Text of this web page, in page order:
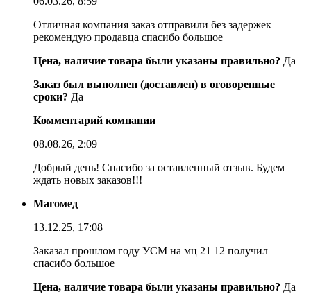
Отличная компания заказ отправили без задержек
рекомендую продавца спасибо большое
Цена, наличие товара были указаны правильно? Да
Заказ был выполнен (доставлен) в оговоренные
сроки? Да
Комментарий компании
08.08.26, 2:09
Добрый день! Спасибо за оставленный отзыв. Будем
ждать новых заказов!!!
Магомед
13.12.25, 17:08
Заказал прошлом году УСМ на мц 21 12 получил
спасибо большое
Цена, наличие товара были указаны правильно? Да